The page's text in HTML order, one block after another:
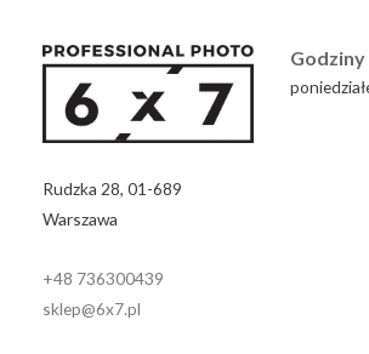
Rudzka 28, 01-689
Warszawa
+48 736300439
sklep@6x7.pl